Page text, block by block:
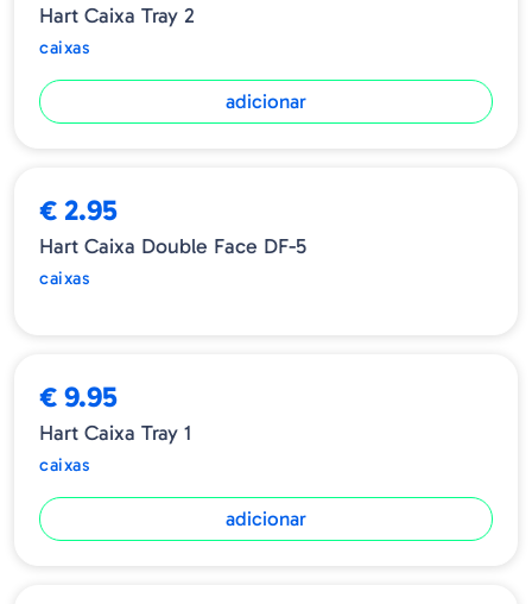
Hart Caixa Tray 2
caixas
adicionar
€ 2.95
Hart Caixa Double Face DF-5
caixas
€ 9.95
Hart Caixa Tray 1
caixas
adicionar